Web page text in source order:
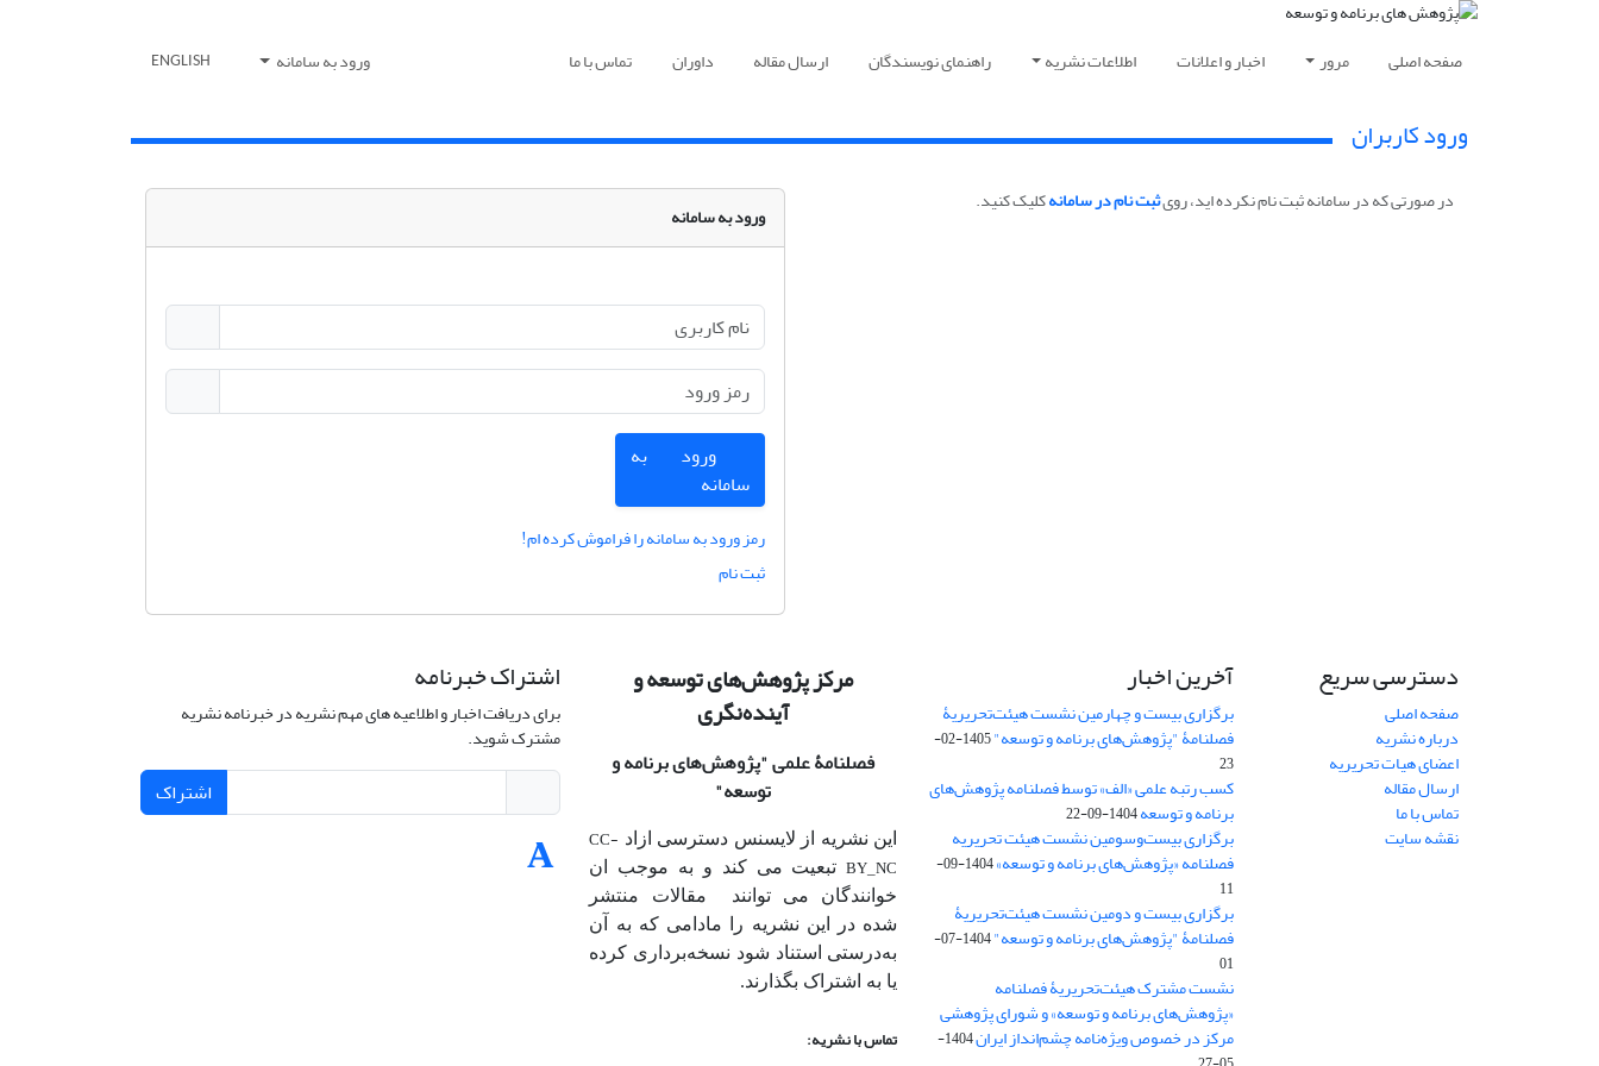
صفحه اصلی مرور اخبار و اعلانات اطلاعات نشریه راهنمای نویسندگان ارسال مقاله داوران تماس با ما ورود به سامانه ENGLISH
ورود کاربران
در صورتی که در سامانه ثبت نام نکرده اید، رویثبت نام در سامانهکلیک کنید.
ورود به سامانه
ورود به
سامانه
رمز ورود به سامانه را فراموش کرده ام!
ثبت نام
دسترسی سریع
صفحه اصلی
درباره نشریه
اعضای هیات تحریریه
ارسال مقاله
تماس با ما
نقشه سایت
آخرین اخبار
برگزاری بیست و چهارمین نشست هیئت‌تحریریۀ
فصلنامۀ "پژوهش‌های برنامه و توسعه"
1405-02-
23
کسب رتبه علمی «الف» توسط فصلنامه پژوهش‌های
برنامه و توسعه1404-09-22
برگزاری بیست‌وسومین نشست هیئت‌ تحریریه
فصلنامه «پژوهش‌های برنامه و توسعه»
1404-09-
11
برگزاری بیست و دومین نشست هیئت‌تحریریۀ
فصلنامۀ "پژوهش‌های برنامه و توسعه"
1404-07-
01
نشست مشترک هیئت‌تحریریۀ فصلنامه
«پژوهش‌های برنامه و توسعه» و شورای پژوهشی
مرکز در خصوص ویژه‌نامه چشم‌انداز ایران
1404-
مرکز پژوهش‌های توسعه و
آینده‌نگری
فصلنامۀ علمی"پژوهش‌های برنامه و
توسعه"
این نشریه از لایسنس دسترسی ازاد CC-
BY_NCتبعیت می کند و به موجب ان
خوانندگان می توانند مقالات منتشر
شده در این نشریه را مادامی که به آن‌
به‌درستی استناد شود نسخه‌برداری کرده
یا به اشتراک بگذارند.
تماس با نشریه:
اشتراک خبرنامه
برای دریافت اخبار و اطلاعیه های مهم نشریه در خبرنامه نشریه
مشترک شوید.
اشتراک